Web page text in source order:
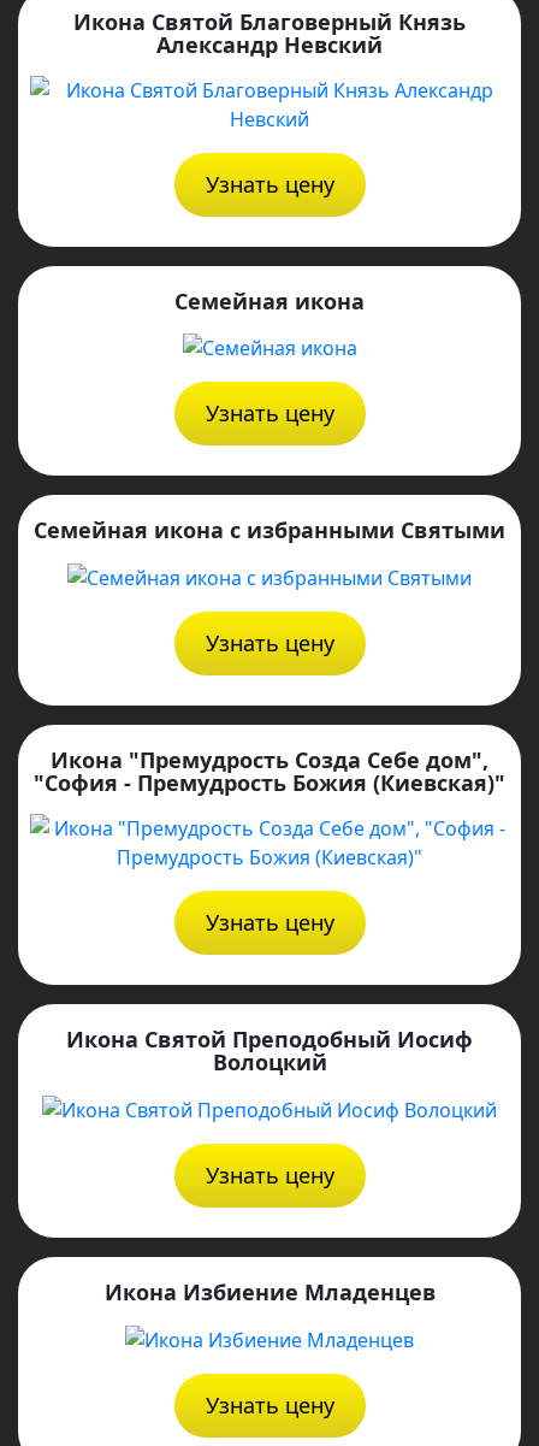
Икона Святой Благоверный Князь
Александр Невский
Узнать цену
Семейная икона
Узнать цену
Семейная икона с избранными Святыми
Узнать цену
Икона "Премудрость Созда Себе дом",
"София - Премудрость Божия (Киевская)"
Узнать цену
Икона Святой Преподобный Иосиф
Волоцкий
Узнать цену
Икона Избиение Младенцев
Узнать цену